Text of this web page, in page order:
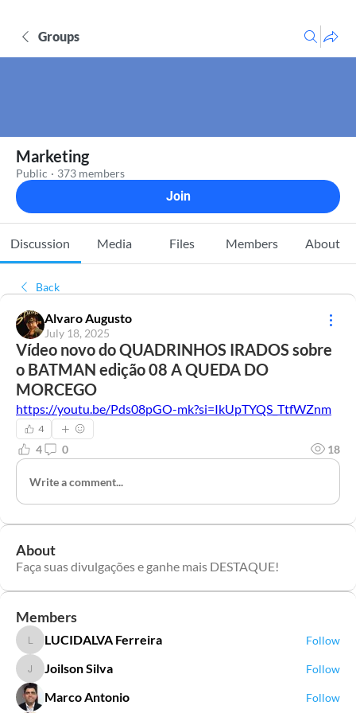
Groups
Marketing
Public · 373 members
Join
Discussion Media Files Members About
Back
Alvaro Augusto
July 18, 2025
Vídeo novo do QUADRINHOS IRADOS sobre
o BATMAN edição 08 A QUEDA DO
MORCEGO
https://youtu.be/Pds08pGO-mk?si=IkUpTYQS_TtfWZnm
4
4 0 18
Write a comment...
About
Faça suas divulgações e ganhe mais DESTAQUE!
Members
LUCIDALVA Ferreira
LUCIDALVA Ferreira Follow
Joilson Silva
Joilson Silva Follow
Marco Antonio Follow